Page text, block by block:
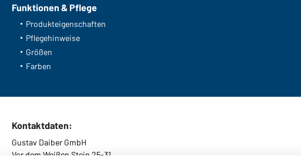
Funktionen & Pflege
Produkteigenschaften
Pflegehinweise
Größen
Farben
Kontaktdaten:
Gustav Daiber GmbH
Vor dem Weißen Stein 25-31